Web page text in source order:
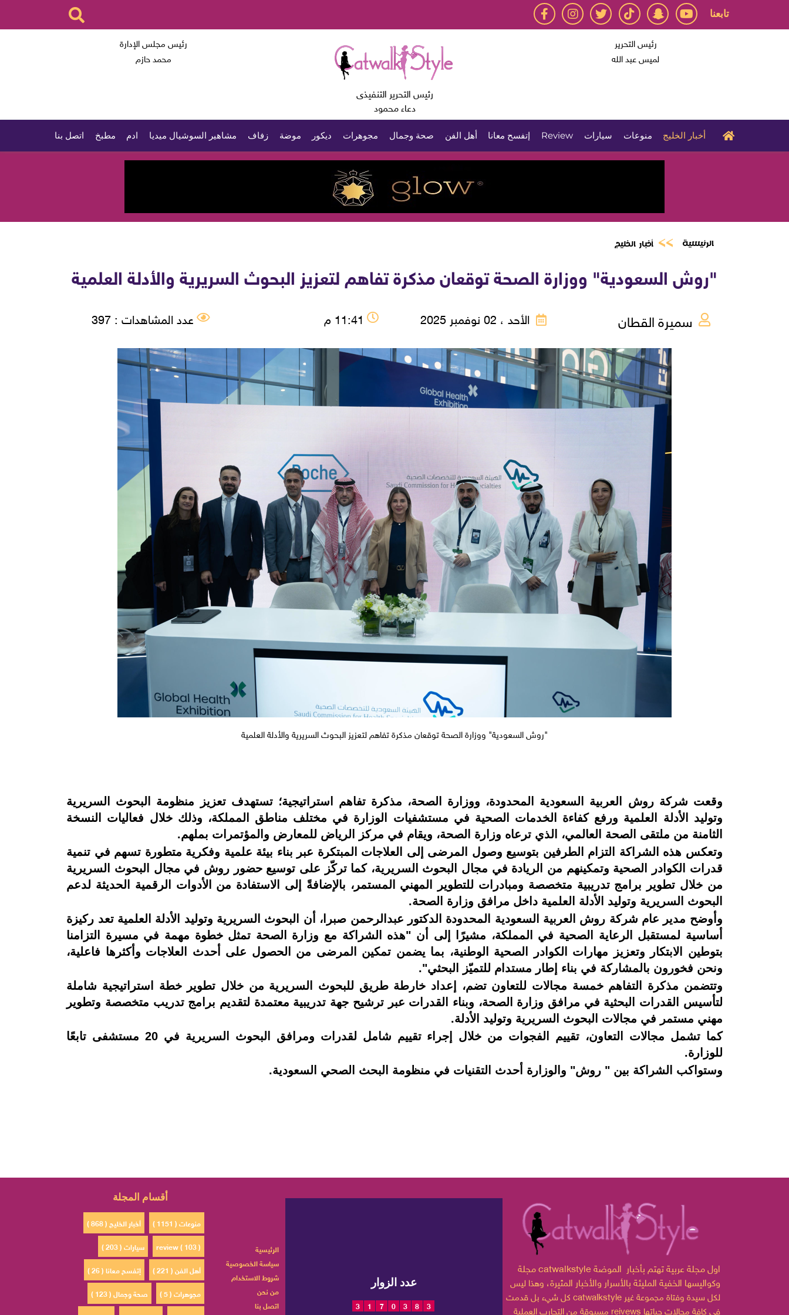
تابعنا
رئيس التحرير
لميس عبد الله
رئيس التحرير التنفيذى
دعاء محمود
رئيس مجلس الإدارة
محمد حازم
أخبار الخليج منوعات سيارات Review إتفسح معانا أهل الفن صحة وجمال مجوهرات ديكور موضة زفاف مشاهير السوشيال ميديا ادم مطبخ اتصل بنا
الرئيسية أخبار الخليج
"روش السعودية" ووزارة الصحة توقعان مذكرة تفاهم لتعزيز البحوث السريرية والأدلة العلمية
سميرة القطان الأحد ، 02 نوفمبر 2025 11:41 م عدد المشاهدات : 397
"روش السعودية" ووزارة الصحة توقعان مذكرة تفاهم لتعزيز البحوث السريرية والأدلة العلمية
وقعت شركة روش العربية السعودية المحدودة، ووزارة الصحة، مذكرة تفاهم استراتيجية؛ تستهدف تعزيز منظومة البحوث السريرية
وتوليد الأدلة العلمية ورفع كفاءة الخدمات الصحية في مستشفيات الوزارة في مختلف مناطق المملكة، وذلك خلال فعاليات النسخة
الثامنة من ملتقى الصحة العالمي، الذي ترعاه وزارة الصحة، ويقام في مركز الرياض للمعارض والمؤتمرات بملهم.
وتعكس هذه الشراكة التزام الطرفين بتوسيع وصول المرضى إلى العلاجات المبتكرة عبر بناء بيئة علمية وفكرية متطورة تسهم في تنمية
قدرات الكوادر الصحية وتمكينهم من الريادة في مجال البحوث السريرية، كما تركّز على توسيع حضور روش في مجال البحوث السريرية
من خلال تطوير برامج تدريبية متخصصة ومبادرات للتطوير المهني المستمر، بالإضافةً إلى الاستفادة من الأدوات الرقمية الحديثة لدعم
البحوث السريرية وتوليد الأدلة العلمية داخل مرافق وزارة الصحة.
وأوضح مدير عام شركة روش العربية السعودية المحدودة الدكتور عبدالرحمن صبرا، أن البحوث السريرية وتوليد الأدلة العلمية تعد ركيزة
أساسية لمستقبل الرعاية الصحية في المملكة، مشيرًا إلى أن "هذه الشراكة مع وزارة الصحة تمثل خطوة مهمة في مسيرة التزامنا
بتوطين الابتكار وتعزيز مهارات الكوادر الصحية الوطنية، بما يضمن تمكين المرضى من الحصول على أحدث العلاجات وأكثرها فاعلية،
ونحن فخورون بالمشاركة في بناء إطار مستدام للتميّز البحثي".
وتتضمن مذكرة التفاهم خمسة مجالات للتعاون تضم، إعداد خارطة طريق للبحوث السريرية من خلال تطوير خطة استراتيجية شاملة
لتأسيس القدرات البحثية في مرافق وزارة الصحة، وبناء القدرات عبر ترشيح جهة تدريبية معتمدة لتقديم برامج تدريب متخصصة وتطوير
مهني مستمر في مجالات البحوث السريرية وتوليد الأدلة.
كما تشمل مجالات التعاون، تقييم الفجوات من خلال إجراء تقييم شامل لقدرات ومرافق البحوث السريرية في 20 مستشفى تابعًا
للوزارة.
وستواكب الشراكة بين " روش" والوزارة أحدث التقنيات في منظومة البحث الصحي السعودية.
أقسام المجلة
أخبار الخليج ( 868 )
منوعات ( 1151 )
سيارات ( 203 )
review ( 103 )
إتفسح معانا ( 26 )
أهل الفن ( 221 )
صحة وجمال ( 123 )
مجوهرات ( 5 )
الرئيسية
سياسة الخصوصية
شروط الاستخدام
من نحن
اتصل بنا
عدد الزوار
3 1 7 0 3 8 3
مجلة catwalkstyle اول مجلة عربية تهتم بأخبار الموضة
وكواليسها الخفية المليئة بالأسرار والأخبار المثيرة، وهذا ليس
catwalkstyleلكل سيدة وفتاة مجموعة غير
مسبوقة من التجارب العملية reivews في كافة مجالات حياتها